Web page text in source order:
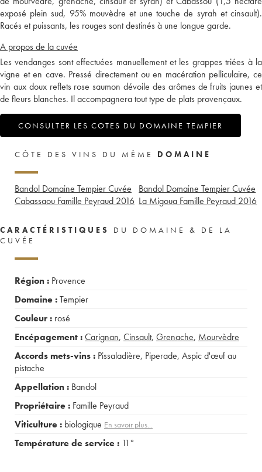
exposé plein sud, 95% mouvèdre et une touche de syrah et cinsault).
Racés et puissants, les rouges sont destinés à une longue garde.
A propos de la cuvée
Les vendanges sont effectuées manuellement et les grappes triées à la
vigne et en cave. Pressé directement ou en macération pelliculaire, ce
vin aux doux reflets rose saumon dévoile des arômes de fruits jaunes et
de fleurs blanches. Il accompagnera tout type de plats provençaux.
CONSULTER LES COTES DU DOMAINE TEMPIER
CÔTE DES VINS DU MÊME DOMAINE
Bandol Domaine Tempier Cuvée
Cabassaou Famille Peyraud 2016
Bandol Domaine Tempier Cuvée
La Migoua Famille Peyraud 2016
CARACTÉRISTIQUES
DU DOMAINE & DE LA
CUVÉE
Région : Provence
Domaine :Tempier
Couleur : rosé
Encépagement :Carignan, Cinsault, Grenache, Mourvèdre
Accords mets-vins : Pissaladière, Piperade, Aspic d'œuf au
pistache
Appellation : Bandol
Propriétaire : Famille Peyraud
Viticulture : biologique En savoir plus...
Température de service : 11°